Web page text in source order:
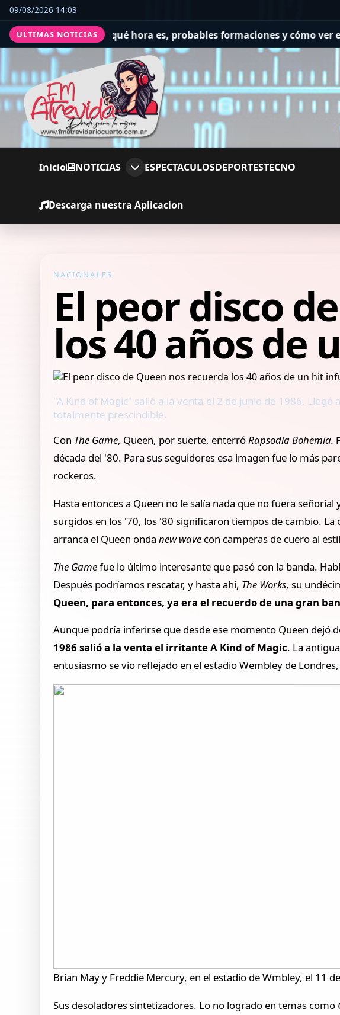
09/08/2026 14:03
ULTIMAS NOTICIAS
a qué hora es, probables formaciones y cómo ver el clásico La
Inicio NOTICIAS ESPECTACULOSDEPORTESTECNO
Descarga nuestra Aplicacion
NACIONALES
El peor disco
los 40 años de
"A Kind of Magic" salió a la venta el 2 de junio de 1986.
totalmente prescindible.
Con The Game, Queen, por suerte, enterróRapsodia Bohemia.
década del '80. Para sus seguidores esa imagen fue lo más
rockeros.
Hasta entonces a Queen no le salía nada que no fuera
surgidos en los '70, los '80 significaron tiempos de cambio.
arranca el Queen ondanew wave con camperas de cuero al
The Gamefue lo último interesante que pasó con la banda.
Después podríamos rescatar, y hasta ahí, The Works, su
Queen, para entonces, ya era el recuerdo de una gran
Aunque podría inferirse que desde ese momento Queen dejó
1986 salió a la venta el irritante A Kind of Magic. La
entusiasmo se vio reflejado en el estadio Wembley de
Brian May y Freddie Mercury, en el estadio de Wmbley, el 11
Sus desoladores sintetizadores. Lo no logrado en temas como